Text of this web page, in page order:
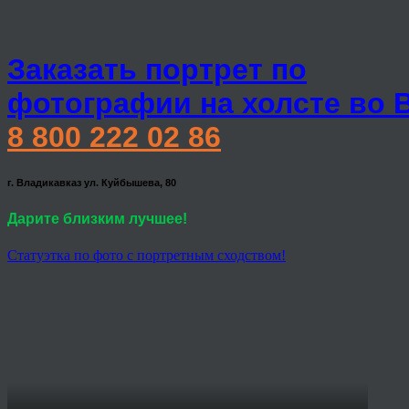
Заказать портрет по
фотографии на холсте во
8 800 222 02 86
г. Владикавказ ул. Куйбышева, 80
Дарите близким лучшее!
Статуэтка по фото с портретным сходством!